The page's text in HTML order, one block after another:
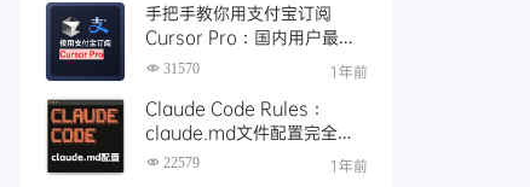
手把手教你用支付宝订阅
Cursor Pro：国内用户最全
开通教程（附取消自动扣费）
31570 1年前
Claude Code Rules：
claude.md文件配置完全指
南 22579 1年前